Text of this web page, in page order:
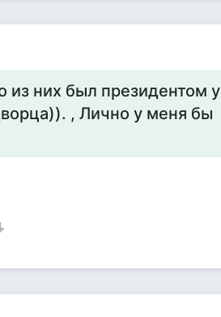
из них был президентом у
, Лично у меня бы